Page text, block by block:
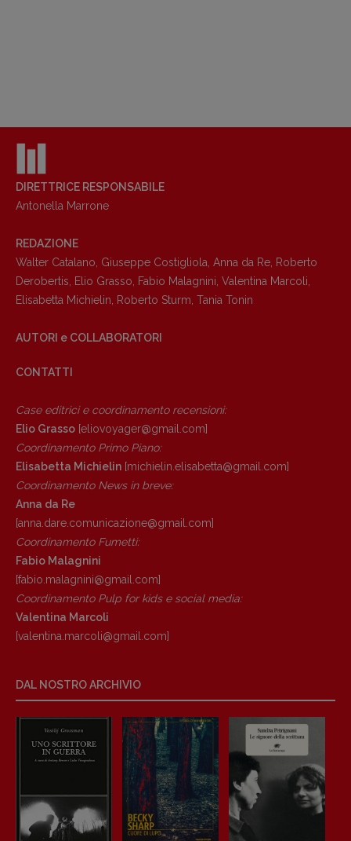
DIRETTRICE RESPONSABILE
Antonella Marrone
REDAZIONE
Walter Catalano Giuseppe Costigliola Anna da Re Roberto
Derobertis
Elio Grasso Fabio Malagnini Valentina Marcoli
Elisabetta Michielin
Roberto Sturm Tania Tonin
AUTORI e COLLABORATORI
CONTATTI
Case editrici e coordinamento recensioni:
Elio Grasso [eliovoyager@gmail.com]
Coordinamento Primo Piano:
Elisabetta Michielin [michielin.elisabetta@gmail.com]
Coordinamento News in breve:
Anna da Re
[anna.dare.comunicazione@gmail. com]
Coordinamento Fumetti:
Fabio Malagnini
[fabio.malagnini@gmail. com]
Coordinamento Pulp for kids e social media:
Valentina Marcoli
[valentina.marcoli@gmail. com]
DAL NOSTRO ARCHIVIO